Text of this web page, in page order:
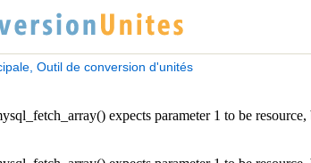
Outil de conversion d'unités